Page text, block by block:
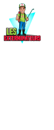
contenu